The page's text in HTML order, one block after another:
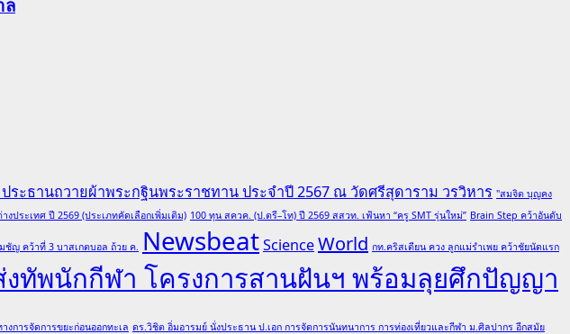
ล
ระธานถวายผ้าพระกฐินพระราชทาน ประจำปี 2567 ณ วัดศรีสุดาราม วรวิหาร "สมจิต บุญคง
ประเทศ ปี 2569 (ประเภทคัดเลือกเพิ่มเติม) 100 ทุน สควค. (ป.ตรี–โท) ปี 2569 สสวท. เฟ้นหา “ครู SMT รุ่นใหม่” Brain Step คว้าอันดับ
ชัญ คว้าที่ 3 บาสเกตบอล ถ้วย ค. NewsbeatScienceWorld กท.คริสเตียน ควง ลูกแม่รำเพย คว้าชัยนัดแรก
ทัพนักกีฬา โครงการสานฝันฯ พร้อมลุยศึกปัญญา
การจัดการขยะก่อนออกทะเล ดร.วิชิต อิ่มอารมย์ นั่งประธาน ป.เอก การจัดการนันทนาการ การท่องเที่ยวและกีฬา ม.ศิลปากร อีกสมัย